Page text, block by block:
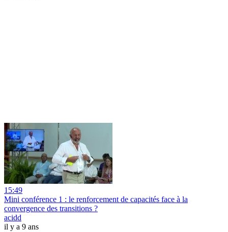
15:49
Mini conférence 1 : le renforcement de capacités face à la
convergence des transitions ?
acidd
il y a 9 ans